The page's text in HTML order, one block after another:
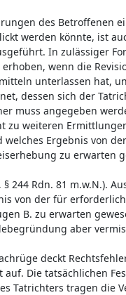
des Betroffenen
werden könnte, ist
In zulässiger
wenn die
unterlassen hat,
dessen sich der
muss angegeben
zu weiteren
Ergebnis von der
zu erwarten
§ 244 Rdn. 81 m.w.N.).
von der für
B. zu erwarten
aber
deckt
auf. Die tatsächlichen
Tatrichters tragen die